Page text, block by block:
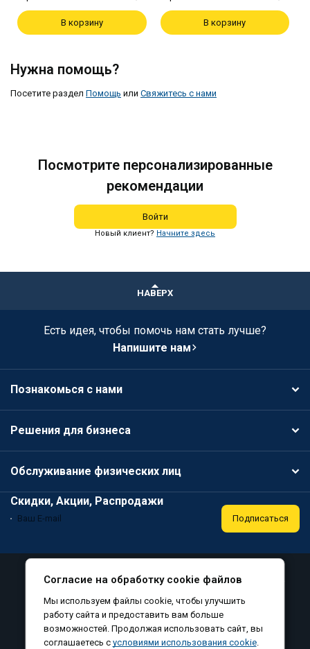
В корзину В корзину
Нужна помощь?
Посетите раздел Помощь или Свяжитесь с нами
Посмотрите персонализированные
рекомендации
Войти
Новый клиент? Начните здесь
НАВЕРХ
Есть идея, чтобы помочь нам стать лучше?
Напишите нам
Познакомься с нами
Решения для бизнеса
Обслуживание физических лиц
Скидки, Акции, Распродажи
Подписаться
Специальная оценка условий трудаПубличная оферта
Политика конфиденциальности
Соглашение на обработку персональных данных
Согласие на обработку файлов cookie
Согласие на обработку cookie файлов
Мы используем файлы cookie, чтобы улучшить
работу сайта и предоставить вам больше
возможностей. Продолжая использовать сайт, вы
соглашаетесь с условиями использования cookie.